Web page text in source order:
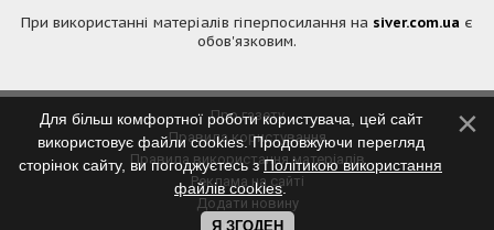
При використанні матеріалів гіперпосилання на siver.com.ua є
обов'язковим.
Про газету
Правила користування
Правила використання матеріалів
Реклама на сайті
Додати новину
Контакти
Для більш комфортної роботи користувача, цей сайт
використовує файли cookies. Продовжуючи перегляд
сторінок сайту, ви погоджуєтесь зПолітикою використання
файлів cookies.
Я ЗГОДЕН